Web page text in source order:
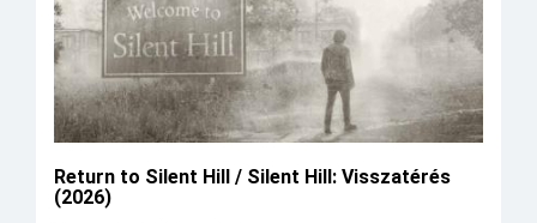
Return to Silent Hill / Silent Hill: Visszatérés
(2026)